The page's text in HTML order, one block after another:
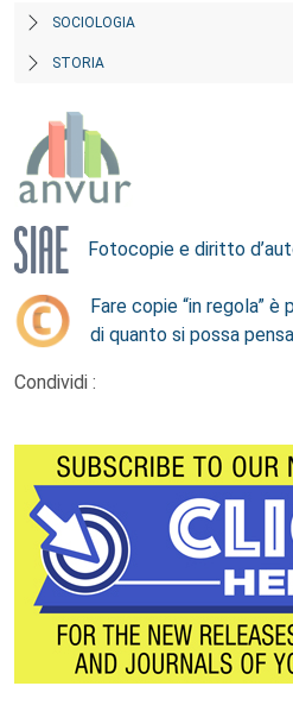
SOCIOLOGIA
STORIA
Fotocopie e diritto
Fare copie “in regola” è
di quanto si possa
Condividi :